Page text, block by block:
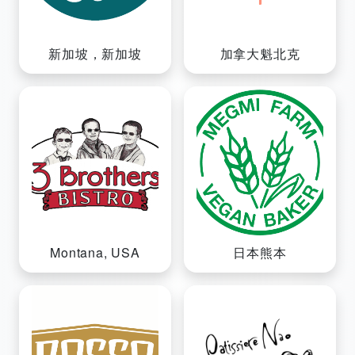
新加坡，新加坡 加拿大魁北克
Montana, USA 日本熊本